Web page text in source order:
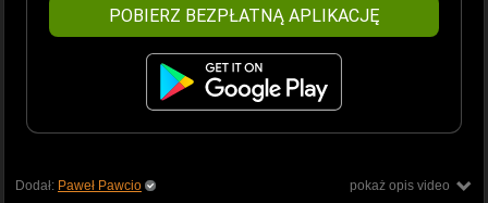
POBIERZ BEZPŁATNĄ APLIKACJĘ
pokaż opis video
Dodał: Paweł Pawcio